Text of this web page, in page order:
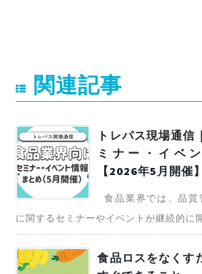
関連記事
トレパス現場通信
ミナー・イベ
【2026年5月開催】
食品業界では、品
に関するセミナーやイベントが継続的に
食品ロスをなくす